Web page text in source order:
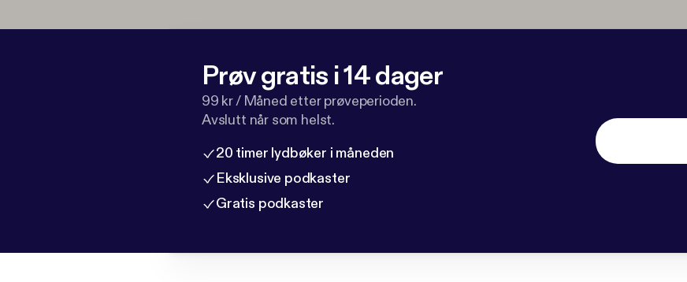
Prøv gratis i 14 dager
99 kr / Måned etter prøveperioden.
Avslutt når som helst.
20 timer lydbøker i måneden
Eksklusive podkaster
Gratis podkaster